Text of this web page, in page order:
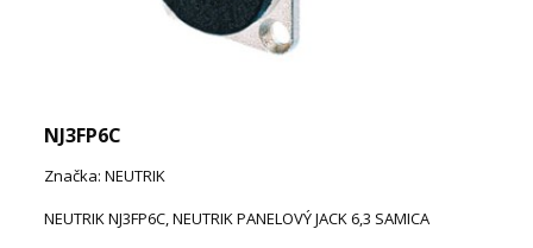
NJ3FP6C
Značka: NEUTRIK
NEUTRIK NJ3FP6C, NEUTRIK PANELOVÝ JACK 6,3 SAMICA